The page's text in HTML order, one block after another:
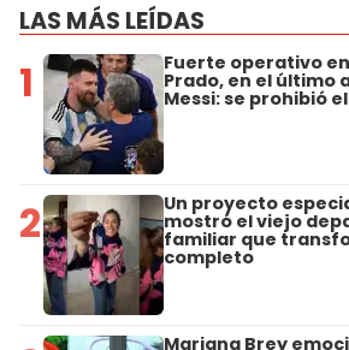
LAS MÁS LEÍDAS
1 Fuerte operativo
Prado, en el último
Messi: se prohibió
2 Un proyecto
mostró el viejo
familiar que
completo
Mariana Brey